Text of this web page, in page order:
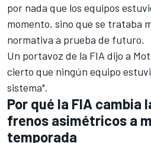
por nada que los equipos
momento, sino que se trataba
normativa a prueba de futuro.
Un portavoz de la FIA dijo a
cierto que ningún equipo
sistema".
Por qué la FIA cambia
frenos asimétricos a
temporada